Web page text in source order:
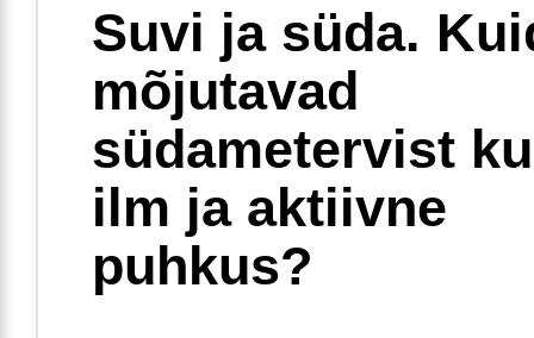
Suvi ja süda.
mõjutavad
südametervist
ilm ja aktiivne
puhkus?